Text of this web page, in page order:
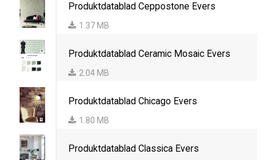
Produktdatablad Ceppostone Evers
1.37 MB
Produktdatablad Ceramic Mosaic Evers
2.04 MB
Produktdatablad Chicago Evers
1.80 MB
Produktdatablad Classica Evers